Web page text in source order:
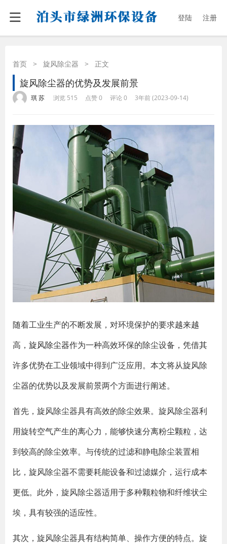
登陆 注册
首页 > 旋风除尘器 > 正文
旋风除尘器的优势及发展前景
琪 苏 浏览 515 点赞 0 评论 0 3年前 (2023-09-14)
随着工业生产的不断发展，对环境保护的要求越来越
高， 旋风除尘器作为一种高效环保的除尘设备，凭借其
许多优势在工业领域中得到广泛应用。本文将从旋风除
尘器的优势以及发展前景两个方面进行阐述。
首先，旋风除尘器具有高效的除尘效果。旋风除尘器利
用旋转空气产生的离心力，能够快速分离粉尘颗粒，达
到较高的除尘效率。与传统的过滤和静电除尘装置相
比，旋风除尘器不需要耗能设备和过滤媒介，运行成本
更低。此外，旋风除尘器适用于多种颗粒物和纤维状尘
埃，具有较强的适应性。
其次，旋风除尘器具有结构简单、操作方便的特点。旋